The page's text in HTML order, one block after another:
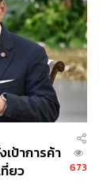
ะเวลาอัน
ตัวจาก 3.4%
ะดับ 3.1%
ป้าการค้า
ยว
673